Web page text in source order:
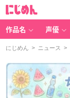
作品名 声優
にじめん > ニュース >